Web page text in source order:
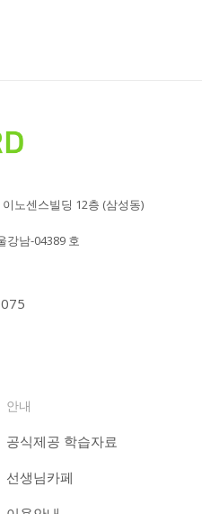
노센스빌딩 12층 (삼성동)
강남-04389 호
안내
공식제공 학습자료
선생님카페